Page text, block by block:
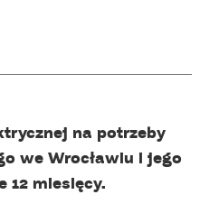
na potrzeby
we Wrocławiu i jego
12 miesięcy.